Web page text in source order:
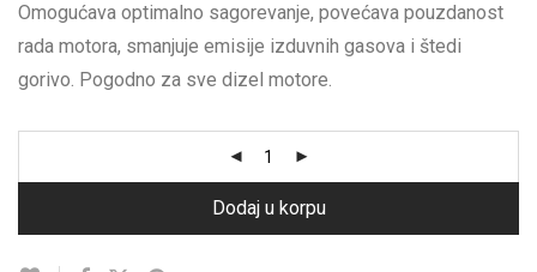
Omogućava optimalno sagorevanje, povećava pouzdanost
rada motora, smanjuje emisije izduvnih gasova i štedi
gorivo. Pogodno za sve dizel motore.
Dodaj u korpu